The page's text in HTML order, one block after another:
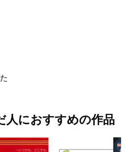
人におすすめの作品